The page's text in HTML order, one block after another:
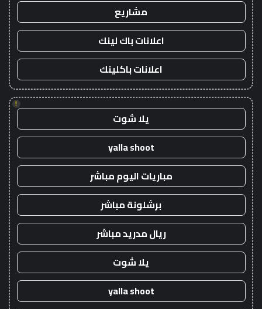
مشاريع
اعلانات باك لينك
اعلانات باكلينك
!
يلا شوت
yalla shoot
مباريات اليوم مباشر
برشلونة مباشر
ريال مدريد مباشر
يلا شوت
yalla shoot